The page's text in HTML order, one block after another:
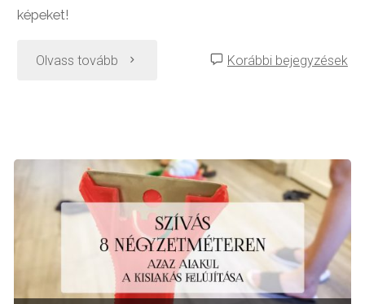
képeket!
Olvass tovább "Így
Budapest
legkisebb
Airbnb
lakása
Korábbi bejegyzések